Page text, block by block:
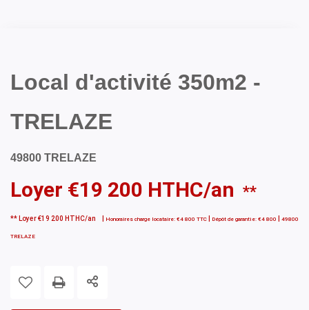
Local d'activité 350m2 -
TRELAZE
49800 TRELAZE
Loyer €19 200 HTHC/an **
** Loyer €19 200 HTHC/an Honoraires charge locataire: €4 800 TTC Dépôt de garantie: €4 800 49800
TRELAZE